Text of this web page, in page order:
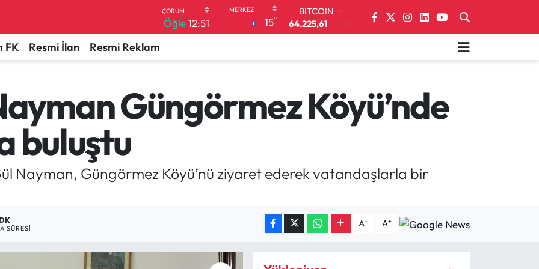
Öğle12:51 15°
DOLAR
47,7143
EURO
6510.40 0.45
BİST100
FK Resmi İlan Resmi Reklam
Güngörmez Köyü’nde
buluştu
Nayman, Güngörmez Köyü’nü ziyaret ederek vatandaşlarla bir
SÜRESI A- A+